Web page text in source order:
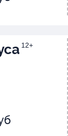
добре,
12+